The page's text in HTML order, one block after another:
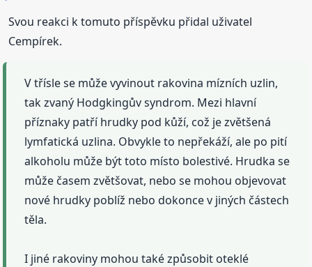
Svou reakci k tomuto příspěvku přidal uživatel
Cempírek.
V třísle se může vyvinout rakovina mízních uzlin,
tak zvaný Hodgkingův syndrom. Mezi hlavní
příznaky patří hrudky pod kůží, což je zvětšená
lymfatická uzlina. Obvykle to nepřekáží, ale po pití
alkoholu může být toto místo bolestivé. Hrudka se
může časem zvětšovat, nebo se mohou objevovat
nové hrudky poblíž nebo dokonce v jiných částech
těla.
I jiné rakoviny mohou také způsobit oteklé